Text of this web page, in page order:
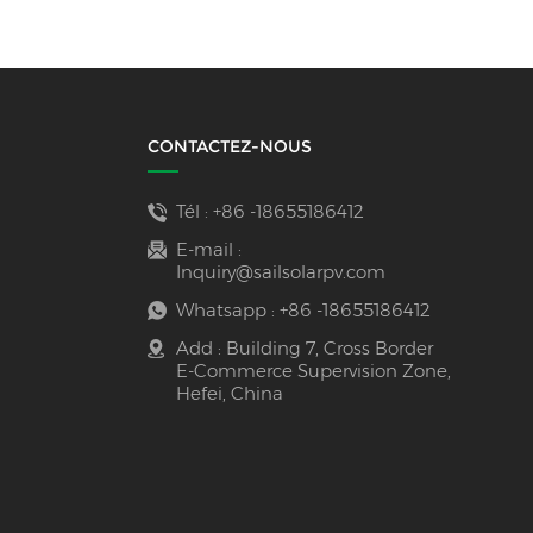
CONTACTEZ-NOUS
Tél : +86 -18655186412
E-mail :
Inquiry@sailsolarpv.com
Whatsapp : +86 -18655186412
Add : Building 7, Cross Border
E-Commerce Supervision Zone,
Hefei, China